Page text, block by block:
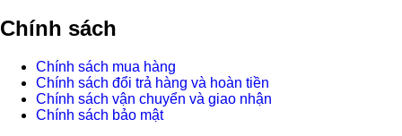
Chính sách
Chính sách mua hàng
Chính sách đổi trả hàng và hoàn tiền
Chính sách vận chuyển và giao nhận
Chính sách bảo mật